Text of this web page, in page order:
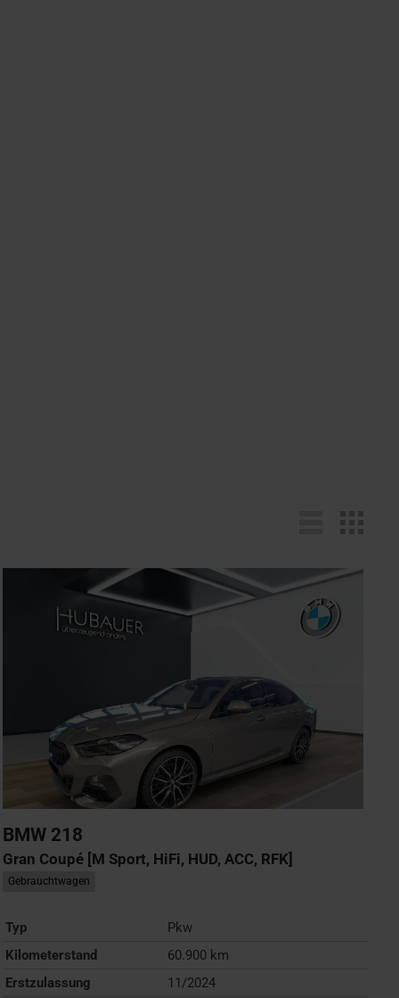
BMW 218
Gran Coupé [M Sport, HiFi, HUD, ACC, RFK]
Gebrauchtwagen
Typ
Pkw
Kilometerstand
60.900 km
Erstzulassung
11/2024